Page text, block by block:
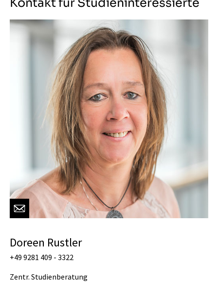
Doreen Rustler
+49 9281 409 - 3322
Zentr. Studienberatung